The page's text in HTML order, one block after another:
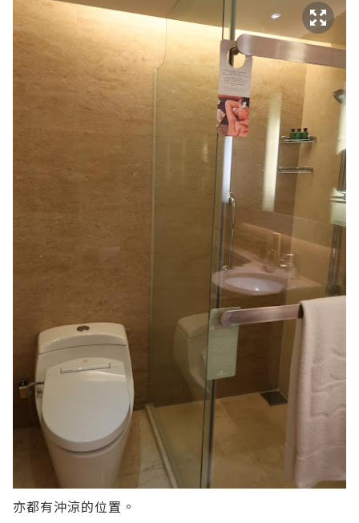
亦都有沖涼的位置。